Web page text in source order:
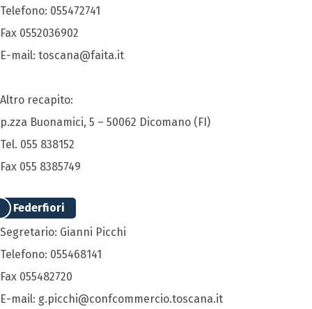
Telefono: 055472741
Fax 0552036902
E-mail: toscana@faita.it
Altro recapito:
p.zza Buonamici, 5 – 50062 Dicomano (FI)
Tel. 055 838152
Fax 055 8385749
Federfiori
Segretario: Gianni Picchi
Telefono: 055468141
Fax 055482720
E-mail: g.picchi@confcommercio.toscana.it